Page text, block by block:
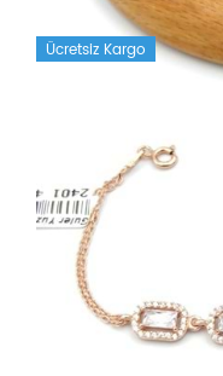
Ücretsiz Kargo